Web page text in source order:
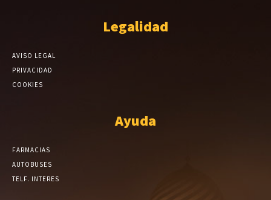
Legalidad
AVISO LEGAL
PRIVACIDAD
COOKIES
Ayuda
FARMACIAS
AUTOBUSES
TELF. INTERES